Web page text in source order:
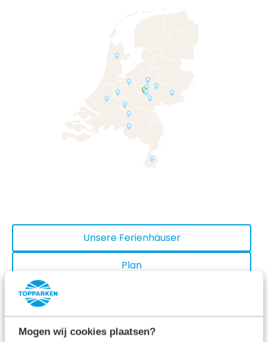
Mogen wij cookies plaatsen?
Unsere Ferienhäuser
Plan
Einrichtungen